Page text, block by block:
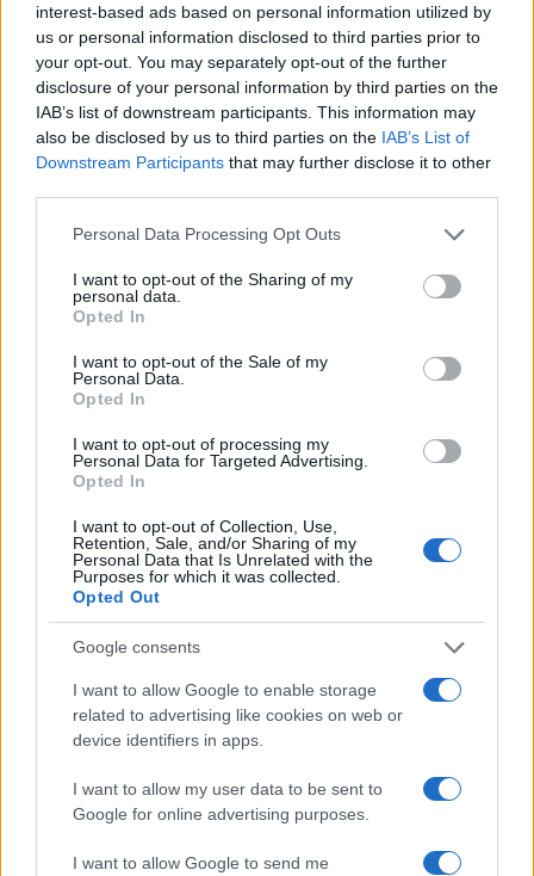
interest-based ads based on personal information utilized by
us or personal information disclosed to third parties prior to
your opt-out. You may separately opt-out of the further
disclosure of your personal information by third parties on the
IAB’s list of downstream participants. This information may
also be disclosed by us to third parties on the IAB’s List of
Downstream Participants that may further disclose it to other
Please note that this website/app uses one or more Google
not limited to your visit or usage behaviour. You may click to
grant or deny consent to Google and its third-party tags to
use your data for below specified purposes in below Google
consent section.
Personal Data Processing Opt Outs
I want to opt-out of the Sharing of my
personal data.
Opted In
I want to opt-out of the Sale of my
Personal Data.
Opted In
I want to opt-out of processing my
Personal Data for Targeted Advertising.
Opted In
I want to opt-out of Collection, Use,
Retention, Sale, and/or Sharing of my
Personal Data that Is Unrelated with the
Purposes for which it was collected.
Opted Out
Google consents
I want to allow Google to enable storage
related to advertising like cookies on web or
device identifiers in apps.
I want to allow my user data to be sent to
Google for online advertising purposes.
I want to allow Google to send me
Share:
Ακολουθήστε το Νewsit.gr στοGoogle News και
ενημερωθείτε πρώτοι για όλη την ειδησεογραφία και τα
τελευταία νέατης ημέρας
Πιο δημοφιλή
Καρυστιανού - Η επόμενη μέρα για την
«Ελπίδα για τη Δημοκρατία»
Χαλκιά: Με την «Φάμπρικα», λαούτο και
κλαρίνα αποχαιρέτησαν την εμβληματική
φωνή της μεταπολίτευσης
Ποιος είναι ο ελληνοκύπριος Sir Ντέμης
Χασάμπης: Από το σκάκι, στο Νόμπελ
Χημείας και στο «τιμόνι» της AI της Google
Το πολωμένο μελτέμι που τροφοδότησε τις
φωτιές σε Αττική και Βοιωτία: «Από τα
ισχυρότερα επεισόδια των τελευταίων 50
χρόνων»
Ο Κώστας Σαμαράς δημοσίευσε μία παιδική
φωτογραφία για την επέτειο θανάτου της
αδελφής του, Λένας
Πιο σχολιασμένα